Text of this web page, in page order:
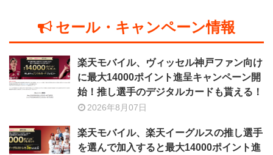
セール・キャンペーン情報
楽天モバイル、ヴィッセル神戸ファン向け
に最大14000ポイント進呈キャンペーン開
始！推し選手のデジタルカードも貰える！
2026年8月07日
楽天モバイル、楽天イーグルスの推し選手
を選んで加入すると最大14000ポイント進